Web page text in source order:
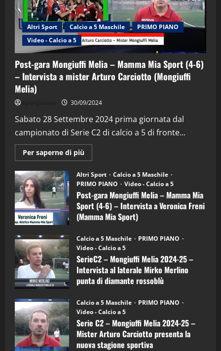
Altri Sport Calcio a 5 Maschile
PRIMO PIANO
Video - Calcio a 5
Post-gara Mongiuffi Melia – Mamma Mia Sport (4-6)
– Intervista a mister Arturo Carciotto (Mongiuffi
Melia)
30/09/2024
Sabato 28 Settembre 2024 prima giornata dal
campionato di Serie C2 di calcio a 5 di fronte...
Per saperne di più
informazioni
Post-
gara
Mongiuffi
Melia
–
Mamma
Mia
Sport
6)
–
Intervista
a
mister
Arturo
Carciotto
(Mongiuffi
Altri Sport
Calcio a 5 Maschile
PRIMO PIANO
Video - Calcio a 5
Post-gara Mongiuffi Melia – Mamma Mia
Sport (4-6) – Intervista a Veronica Freni
(Mamma Mia Sport)
Calcio a 5 Maschile
PRIMO PIANO
Video - Calcio a 5
SerieC2 – Mongiuffi Melia 2024-25 –
Intervista al laterale Mirko Merlino
punta di diamante rossoblù
Calcio a 5 Maschile
PRIMO PIANO
Video - Calcio a 5
Serie C2 – Mongiuffi Melia 2024-25 –
Mister Arturo Carciotto presenta la
nuova stagione sportiva
2
“SportEmpire” in Podcast: 29^ Puntata
(Martedi 28 Aprile 2026)
28/04/2026
3
"SportEmpire" in Podcast
“SportEmpire” in Podcast: 28^ Puntata
(Martedi 21 Aprile 2026)
21/04/2026
4
“SportEmpire” in Podcast: 27^ Puntata
(Martedi 14 Aprile 2026)
15/04/2026
5
“SportEmpire” in Podcast: 26^ Puntata
(Martedi 07 Aprile 2026)
08/04/2026